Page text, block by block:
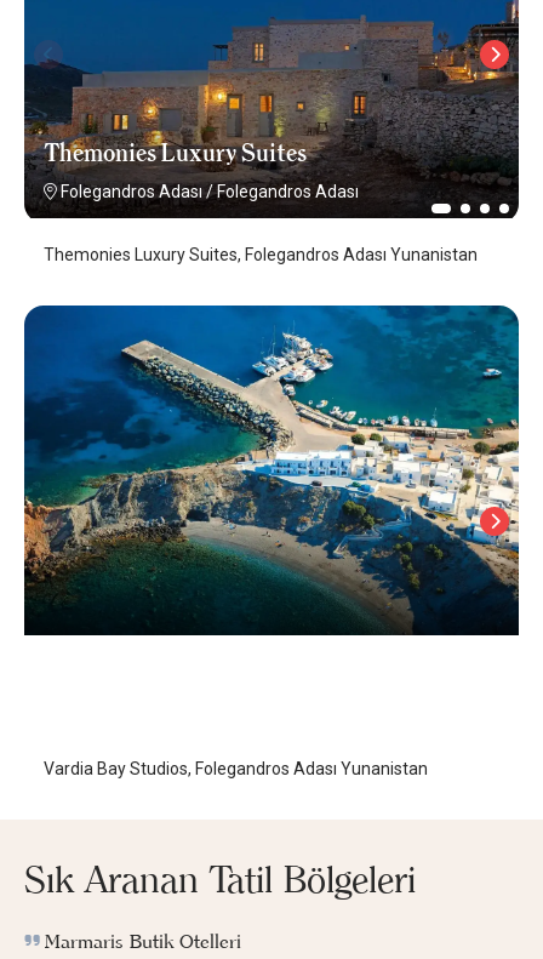
Themonies Luxury Suites
Folegandros Adası/ Folegandros Adası
Themonies Luxury Suites, Folegandros Adası Yunanistan
Vardia Bay Studios, Folegandros Adası Yunanistan
Sık Aranan Tatil Bölgeleri
Marmaris Butik Otelleri